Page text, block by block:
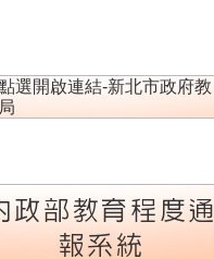
政部教育程度通
報系統